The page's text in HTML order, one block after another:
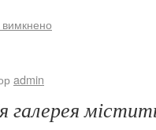
admin
галерея